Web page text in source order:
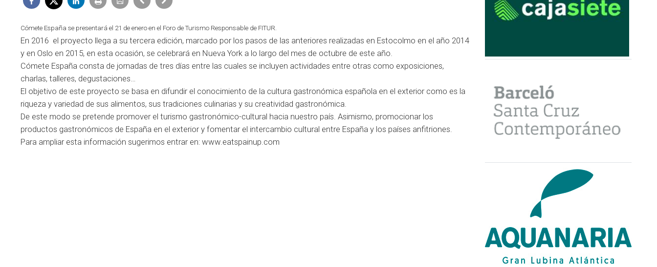
Cómete España se presentará el 21 de enero en el Foro de Turismo Responsable de FITUR.
En 2016 el proyecto llega a su tercera edición, marcado por los pasos de las anteriores realizadas en Estocolmo en el año 2014
y en Oslo en 2015, en esta ocasión, se celebrará en Nueva York a lo largo del mes de octubre de este año.
Cómete España consta de jornadas de tres días entre las cuales se incluyen actividades entre otras como exposiciones,
charlas, talleres, degustaciones…
El objetivo de este proyecto se basa en difundir el conocimiento de la cultura gastronómica española en el exterior como es la
riqueza y variedad de sus alimentos, sus tradiciones culinarias y su creatividad gastronómica.
De este modo se pretende promover el turismo gastronómico-cultural hacia nuestro país. Asimismo, promocionar los
productos gastronómicos de España en el exterior y fomentar el intercambio cultural entre España y los países anfitriones.
Para ampliar esta información sugerimos entrar en: www.eatspainup.com